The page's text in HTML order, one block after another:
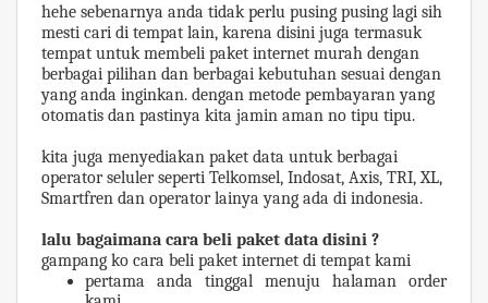
hehe sebenarnya anda tidak perlu pusing pusing lagi sih
mesti cari di tempat lain, karena disini juga termasuk
tempat untuk membeli paket internet murah dengan
berbagai pilihan dan berbagai kebutuhan sesuai dengan
yang anda inginkan. dengan metode pembayaran yang
otomatis dan pastinya kita jamin aman no tipu tipu.
kita juga menyediakan paket data untuk berbagai
operator seluler seperti Telkomsel, Indosat, Axis, TRI, XL,
Smartfren dan operator lainya yang ada di indonesia.
lalu bagaimana cara beli paket data disini ?
gampang ko cara beli paket internet di tempat kami
pertama anda tinggal menuju halaman order